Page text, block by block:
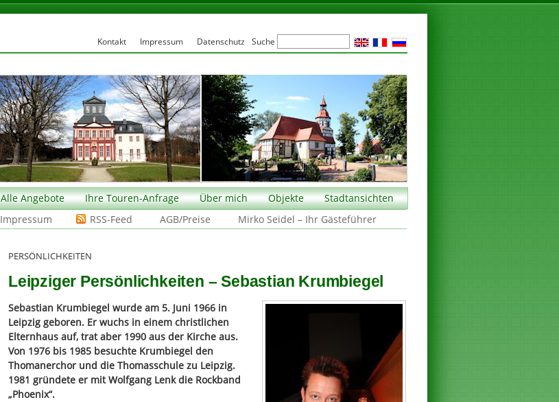
Alle Angebote Ihre Touren-Anfrage Über mich Objekte
Stadtansichten
Impressum RSS-Feed AGB/Preise Mirko Seidel – Ihr Gästeführer
PERSÖNLICHKEITEN
Leipziger Persönlichkeiten – Sebastian Krumbiegel
Sebastian Krumbiegel wurde am 5. Juni 1966 in
Leipzig geboren. Er wuchs in einem christlichen
Elternhaus auf, trat aber 1990 aus der Kirche aus.
Von 1976 bis 1985 besuchte Krumbiegel den
Thomanerchor und die Thomasschule zu Leipzig.
1981 gründete er mit Wolfgang Lenk die Rockband
„Phoenix“.
Kontakt Impressum Datenschutz Suche